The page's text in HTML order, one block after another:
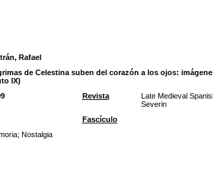
Rafael
de Celestina suben del corazón a los ojos:
IX)
Revista
Late Medieval
Severin
Fascículo
; Nostalgia